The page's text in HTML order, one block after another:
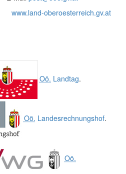
www.land-oberoesterreich.gv.at
Oö. Landtag.
Oö. Landesrechnungshof.
Oö.